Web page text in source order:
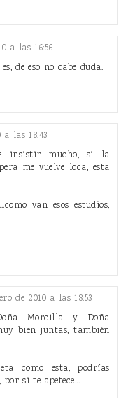
a las 16:56
de eso no cabe duda.
las 18:43
insistir mucho, si la
me vuelve loca, esta
van esos estudios,
de 2010 a las 18:53
Morcilla y Doña
bien juntas, también
como esta, podrías
si te apetece...